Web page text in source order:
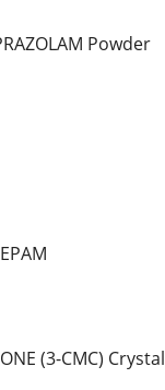
Powder
(3-CMC) Crystal